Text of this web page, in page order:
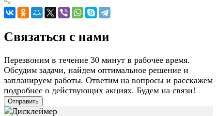
Связаться с нами
Перезвоним в течение 30 минут в рабочее время.
Обсудим задачи, найдем оптимальное решение и
запланируем работы. Ответим на вопросы и расскажем
подробнее о действующих акциях. Будем на связи!
Отправить